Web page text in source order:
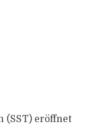
(SST) eröffnet